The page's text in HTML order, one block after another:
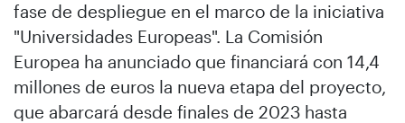
fase de despliegue en el marco de la iniciativa
"Universidades Europeas". La Comisión
Europea ha anunciado que financiará con 14,4
millones de euros la nueva etapa del proyecto,
que abarcará desde finales de 2023 hasta